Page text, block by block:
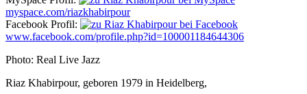
myspace.com/riazkhabirpour
Facebook Profil:
www.facebook.com/profile.php?id=100001184644306
Photo: Real Live Jazz
Riaz Khabirpour, geboren 1979 in Heidelberg,